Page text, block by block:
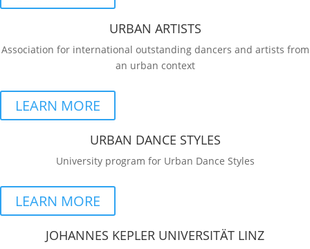
URBAN ARTISTS
Association for international outstanding dancers and artists from
an urban context
LEARN MORE
URBAN DANCE STYLES
University program for Urban Dance Styles
LEARN MORE
JOHANNES KEPLER UNIVERSITÄT LINZ